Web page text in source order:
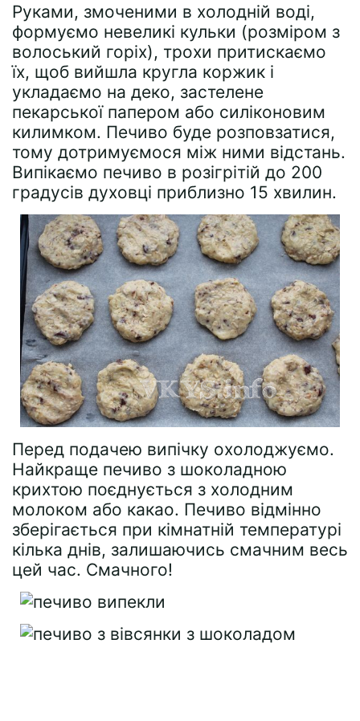
Руками, змоченими в холодній воді,
формуємо невеликі кульки (розміром з
волоський горіх), трохи притискаємо
їх, щоб вийшла кругла коржик і
укладаємо на деко, застелене
пекарської папером або силіконовим
килимком. Печиво буде розповзатися,
тому дотримуємося між ними відстань.
Випікаємо печиво в розігрітій до 200
градусів духовці приблизно 15 хвилин.
Перед подачею випічку охолоджуємо.
Найкраще печиво з шоколадною
крихтою поєднується з холодним
молоком або какао. Печиво відмінно
зберігається при кімнатній температурі
кілька днів, залишаючись смачним весь
цей час. Смачного!